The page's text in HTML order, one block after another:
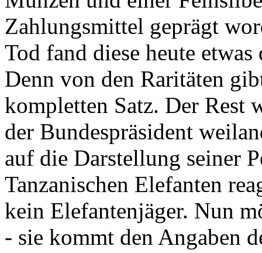
Zahlungsmittel geprägt
Tod fand diese heute
Denn von den Raritäten
kompletten Satz. Der Rest
der Bundespräsident
auf die Darstellung seiner
Tanzanischen Elefanten
kein Elefantenjäger. Nun
- sie kommt den Angaben